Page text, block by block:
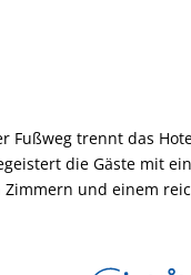
Fußweg trennt das
die Gäste mit
und einem